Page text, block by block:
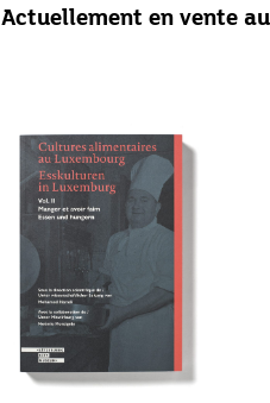
Actuellement en vente